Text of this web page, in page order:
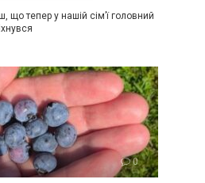
тепер у нашій сім’ї головний
0